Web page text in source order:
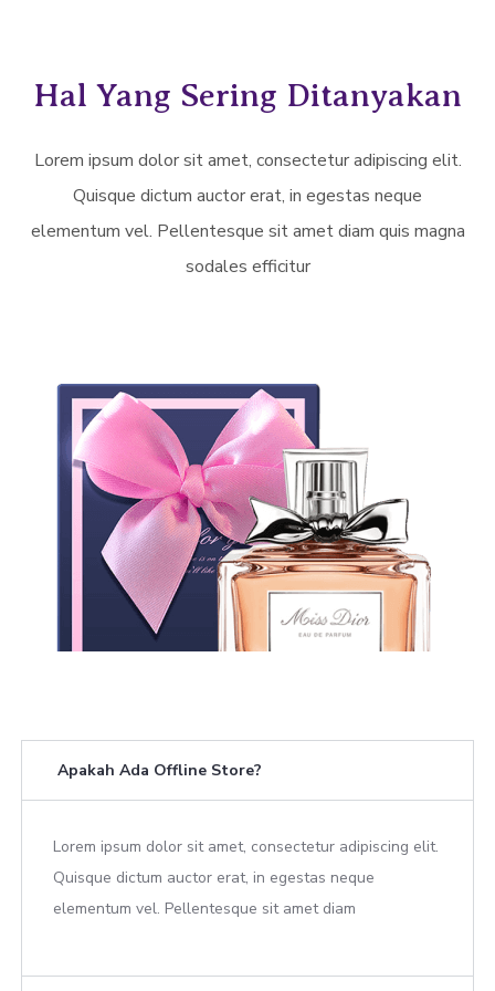
Hal Yang Sering Ditanyakan
Lorem ipsum dolor sit amet, consectetur adipiscing elit.
Quisque dictum auctor erat, in egestas neque
elementum vel. Pellentesque sit amet diam quis magna
sodales efficitur
Apakah Ada Offline Store?
Lorem ipsum dolor sit amet, consectetur adipiscing elit.
Quisque dictum auctor erat, in egestas neque
elementum vel. Pellentesque sit amet diam